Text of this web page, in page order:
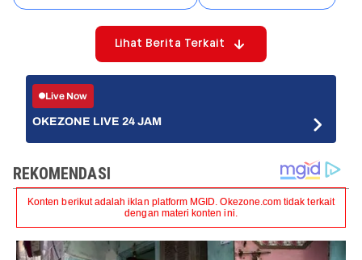
Lihat Berita Terkait
Live Now
OKEZONE LIVE 24 JAM